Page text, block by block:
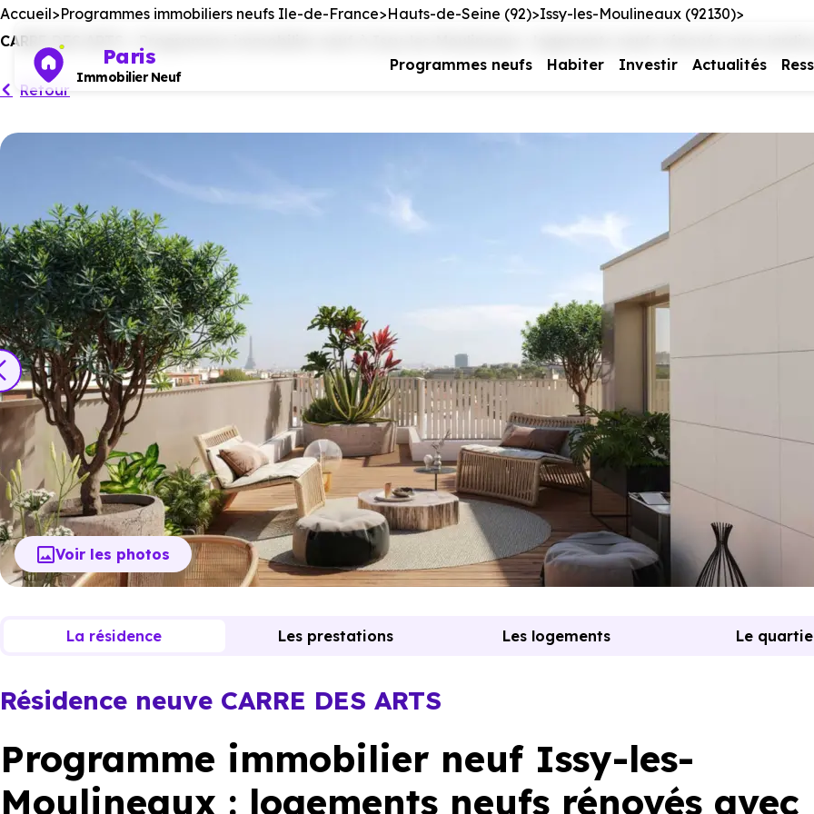
Paris
Immobilier Neuf
Programmes neufs Habiter Investir Actualités
Accueil Programmes immobiliers neufs Ile-de-France Hauts-de-Seine (92) Issy-les-Moulineaux (92130)
CARRE DES ARTS - Programme immobilier neuf à Issy-les-Moulineaux : logements neufs rénovés avec
Retour
Voir les photos
Résidence neuve CARRE DES ARTS
Programme immobilier neuf Issy-les-
Moulineaux : logements neufs rénovés avec
La résidence Les prestations Les logements Le